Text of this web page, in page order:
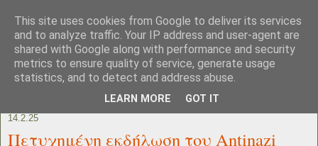
14.2.25
Πετυχημένη εκδήλωση του Antinazi
This site uses cookies from Google to deliver its services
and to analyze traffic. Your IP address and user-agent are
shared with Google along with performance and security
metrics to ensure quality of service, generate usage
statistics, and to detect and address abuse.
LEARN MORE GOT IT